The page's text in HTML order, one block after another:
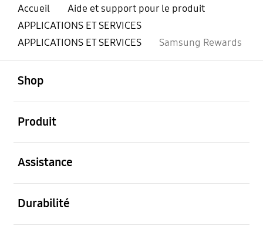
Accueil
Aide et support pour le produit
APPLICATIONS ET SERVICES
APPLICATIONS ET SERVICES
Samsung Rewards
Shop
Produit
Assistance
Durabilité